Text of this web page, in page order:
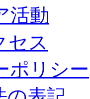
活動
セス
ポリシー